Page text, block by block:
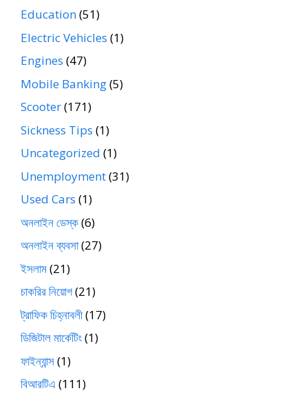
Education(51)
Electric Vehicles (1)
Engines (47)
Mobile Banking(5)
Scooter(171)
Sickness Tips (1)
Uncategorized (1)
Unemployment(31)
Used Cars (1)
অনলাইন ডেস্ক(6)
অনলাইন ব্যবসা(27)
ইসলাম(21)
চাকরির নিয়োগ(21)
ট্রাফিক চিহ্নাবলী(17)
ডিজিটাল মার্কেটিং(1)
ফাইন্যান্স(1)
বিআরটিএ (111)